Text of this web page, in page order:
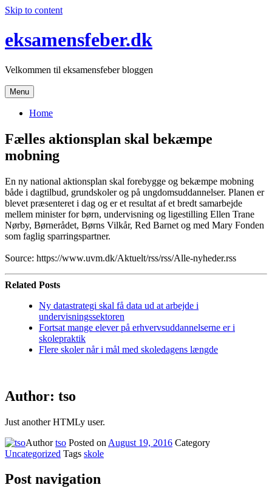
Skip to content
eksamensfeber.dk
Velkommen til eksamensfeber bloggen
Menu
Home
Fælles aktionsplan skal bekæmpe
mobning
En ny national aktionsplan skal forebygge og bekæmpe mobning
både i dagtilbud, grundskoler og på ungdomsuddannelser. Planen er
blevet præsenteret i dag og er et resultat af et bredt samarbejde
mellem minister for børn, undervisning og ligestilling Ellen Trane
Nørby, Børnerådet, Børns Vilkår, Red Barnet og med Mary Fonden
som faglig sparringspartner.
Source: https://www.uvm.dk/Aktuelt/rss/rss/Alle-nyheder.rss
Related Posts
Ny datastrategi skal få data ud at arbejde i
undervisningssektoren
Fortsat mange elever på erhvervsuddannelserne er i
skolepraktik
Flere skoler når i mål med skoledagens længde
Author: tso
Just another HTMLy user.
Authortso Posted on August 19, 2016 Category
Uncategorized Tags skole
Post navigation